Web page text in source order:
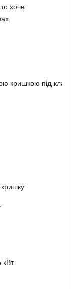
хоче
кришкою під кламп
кВт